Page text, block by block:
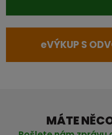
eVÝKUP S
MÁTE